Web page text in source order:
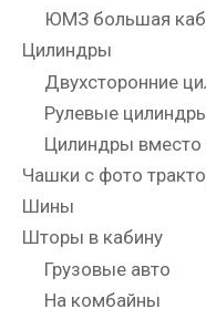
ЮМЗ большая
Цилиндры
Двухсторонние
Рулевые
Цилиндры вместо
Чашки с фото
Шины
Шторы в кабину
Грузовые авто
На комбайны